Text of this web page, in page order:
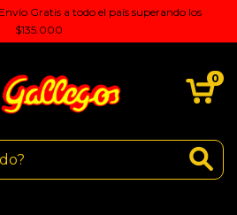
Gratis a todo el país superando los
$135.000
0